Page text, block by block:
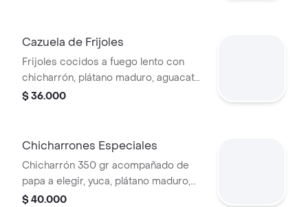
Cazuela de Frijoles
Frijoles cocidos a fuego lento con
chicharrón, plátano maduro, aguacate
y arroz.
$ 36.000
Chicharrones Especiales
Chicharrón 350 gr acompañado de
papa a elegir, yuca, plátano maduro,
guacamole y ají.
$ 40.000